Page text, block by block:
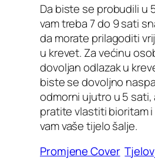
Da biste se probudili u
vam treba 7 do 9 sati
da morate prilagoditi
u krevet. Za većinu
dovoljan odlazak u
biste se dovoljno
odmorni ujutro u 5 sati,
pratite vlastiti bioritam
vam vaše tijelo šalje.
Promjene Cover